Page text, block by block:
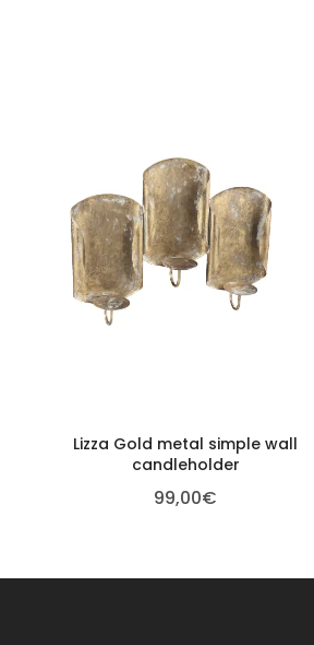
Lizza Gold metal simple wall
candleholder
99,00€